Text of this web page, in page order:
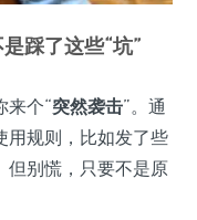
踩了这些“坑”
来个“突然袭击”。通
用规则，比如发了些
但别慌，只要不是原